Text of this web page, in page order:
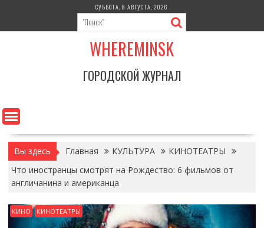
содержимому
СУББОТА, 8 АВГУСТА, 2026
WHEREMINSK
ГОРОДСКОЙ ЖУРНАЛ
Вы здесь Главная КУЛЬТУРА
КИНОТЕАТРЫ
Что иностранцы смотрят на Рождество: 6 фильмов от
англичанина и американца
КИНО КИНОТЕАТРЫ